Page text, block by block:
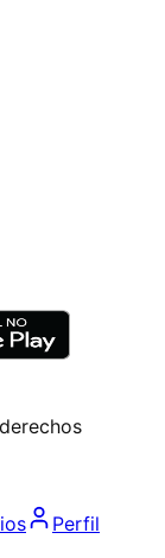
Perfil